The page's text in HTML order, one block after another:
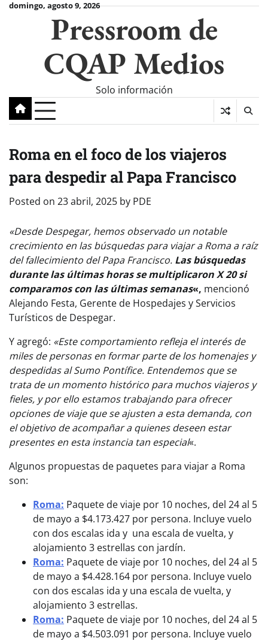
Skipdomingo, agosto 9, 2026
Pressroom de
CQAP Medios
Solo información
Roma en el foco de los viajeros
para despedir al Papa Francisco
Posted on 23 abril, 2025 by PDE
«Desde Despegar, hemos observado un notable
crecimiento en las búsquedas para viajar a Roma a raíz
del fallecimiento del Papa Francisco. Las búsquedas
durante las últimas horas se multiplicaron X 20 si
comparamos con las últimas semanas«, mencionó
Alejando Festa, Gerente de Hospedajes y Servicios
Turísticos de Despegar.
Y agregó: «Este comportamiento refleja el interés de
miles de personas en formar parte de los homenajes y
despedidas al Sumo Pontífice. Entendemos que se
trata de un momento histórico para muchos viajeros y
fieles, y por ello estamos trabajando para ofrecer
opciones de viaje que se ajusten a esta demanda, con
el objetivo de acompañar a quienes deseen estar
presentes en esta instancia tan especial«.
Algunos propuestas de paquetes para viajar a Roma
son:
Roma: Paquete de viaje por 10 noches, del 24 al 5
de mayo a $4.173.427 por persona. Incluye vuelo
con dos escalas ida y una escala de vuelta, y
alojamiento 3 estrellas con jardín.
Roma: Paquete de viaje por 10 noches, del 24 al 5
de mayo a $4.428.164 por persona. Incluye vuelo
con dos escalas ida y una escala de vuelta, y
alojamiento 3 estrellas.
Roma: Paquete de viaje por 10 noches, del 24 al 5
de mayo a $4.503.091 por persona. Incluye vuelo